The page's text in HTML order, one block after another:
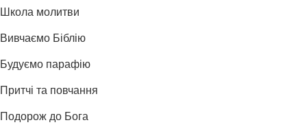
Школа молитви
Вивчаємо Біблію
Будуємо парафію
Притчі та повчання
Подорож до Бога